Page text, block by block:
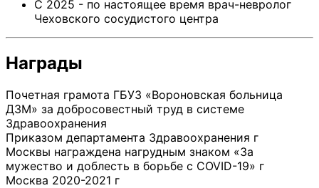
С 2025 - по настоящее время врач-невролог
Чеховского сосудистого центра
Награды
Почетная грамота ГБУЗ «Вороновская больница
ДЗМ» за добросовестный труд в системе
Здравоохранения
Приказом департамента Здравоохранения г
Москвы награждена нагрудным знаком «За
мужество и доблесть в борьбе с COVID-19» г
Москва 2020-2021 г